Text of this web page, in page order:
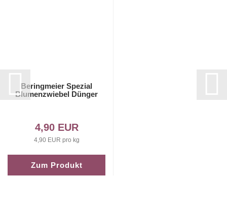
Beringmeier Spezial
Blumenzwiebel Dünger
4,90 EUR
4,90 EUR pro kg
Zum Produkt